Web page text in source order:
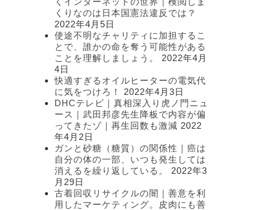
くりなのは日本国憲法違反では？
2022年4月5日
使途不明なチャリティに加担するこ
とで、誰かの命を奪う可能性がある
ことを理解しましょう。
2022年4月
4日
快適すぎるオイルヒーターの電気代
に気をつけろ！
2022年4月3日
DHCテレビ｜真相深入り虎ノ門ニュ
ース｜武田邦彦先生降板で内容が偏
ってきたゾ｜再生回数も激減 2022
年4月2日
ガンと砂糖（糖質）の関係性｜癌は
自分の体の一部、いつも発生しては
消えるを繰り返している。
2022年3
月29日
古着回収リサイクルの闇｜善意を利
用したマーケティング。皮肉にも善